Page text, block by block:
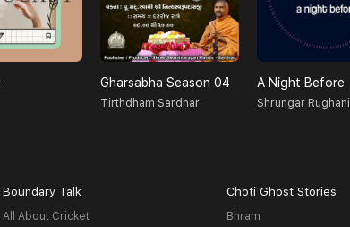
Gharsabha Season 04
Tirthdham Sardhar
A Night Before
Shrungar Rughani
Boundary Talk
All About Cricket
Choti Ghost Stories
Bhram